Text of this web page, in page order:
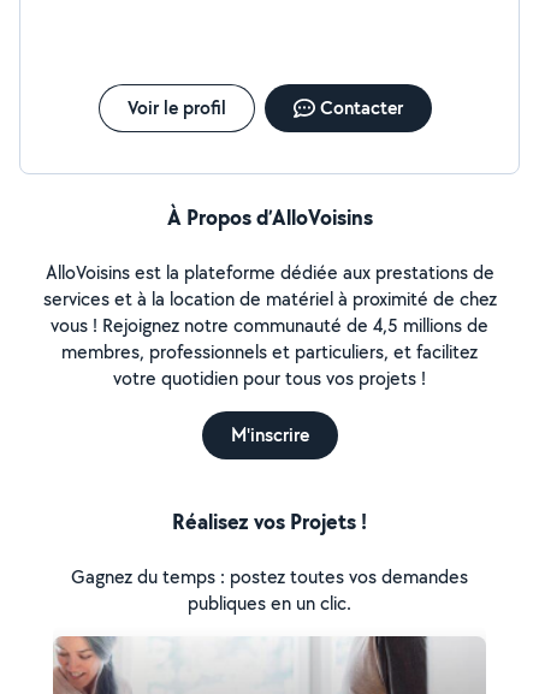
Voir le profil Contacter
À Propos d’AlloVoisins
AlloVoisins est la plateforme dédiée aux prestations de
services et à la location de matériel à proximité de chez
vous ! Rejoignez notre communauté de 4,5 millions de
membres, professionnels et particuliers, et facilitez
votre quotidien pour tous vos projets !
M'inscrire
Réalisez vos Projets !
Gagnez du temps : postez toutes vos demandes
publiques en un clic.